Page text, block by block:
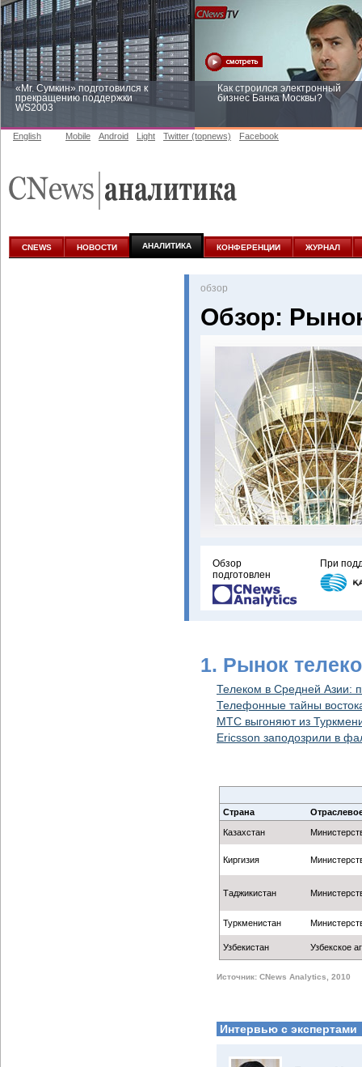
«Mr. Сумкин» подготовился к
прекращению поддержки
WS2003
Как строился электронный
бизнес Банка Москвы?
аналитике
English Mobile Android Light Twitter (topnews) Facebook
CNEWS НОВОСТИ АНАЛИТИКА КОНФЕРЕНЦИИ ЖУРНАЛ
oбзор
Обзор:
Обзор
подготовлен
При
1. Рынок
Телеком в Средней Азии:
Телефонные тайны
МТС выгоняют из
Ericsson заподозрили в
Страна
Казахстан
Киргизия
Таджикистан
Туркменистан
Узбекистан Узбекское
Источник: CNews Analytics, 2010
Интервью с экспертами